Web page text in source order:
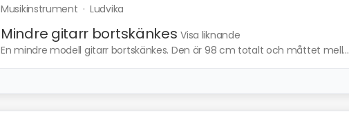
Musikinstrument · Ludvika
Mindre gitarr bortskänkes Visa liknande
En mindre modell gitarr bortskänkes. Den är 98 cm totalt och måttet mell...